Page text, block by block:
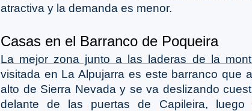
atractiva y la demanda es menor.
Casas en el Barranco de Poqueira
La mejor zona junto a las laderas de la
visitada en La Alpujarra es este barranco que
alto de Sierra Nevada y se va deslizando
delante de las puertas de Capileira,